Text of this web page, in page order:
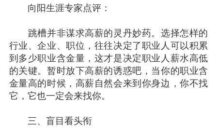
向阳生涯专家点评：
跳槽并非谋求高薪的灵丹妙药。选择怎样的
行业、企业、职位，往往决定了职业人可以积累
到多少职业含金量，这才是决定职业人薪水高低
的关键。暂时放下高薪的诱惑吧，当你的职业含
金量高的时候，高薪自然会来到你身边，你不找
它，它也一定会来找你。
三、盲目看头衔